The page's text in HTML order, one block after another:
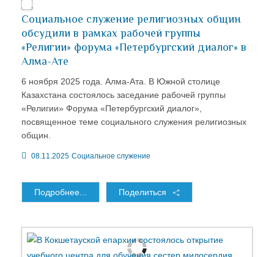
Социальное служение религиозных общин
обсудили в рамках рабочей группы
«Религии» форума «Петербургский диалог» в
Алма-Ате
6 ноября 2025 года. Алма-Ата. В Южной столице
Казахстана состоялось заседание рабочей группы
«Религии» Форума «Петербургский диалог»,
посвященное теме социального служения религиозных
общин.
08.11.2025 Социальное служение
Подробнее... Поделиться